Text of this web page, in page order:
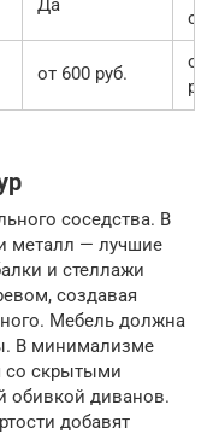
Да
от 600 руб.
от
руб.
соседства. В
металл — лучшие
и стеллажи
создавая
Мебель должна
В минимализме
со скрытыми
обивкой диванов.
добавят